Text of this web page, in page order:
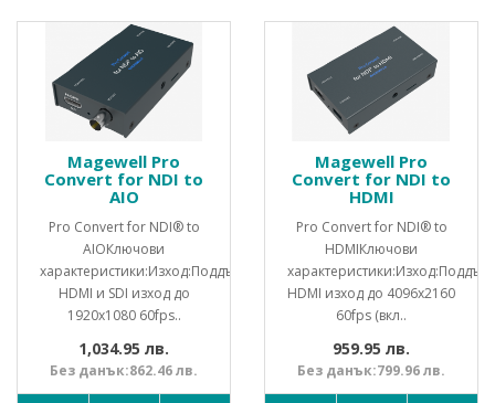
Magewell Pro
Convert for NDI to
AIO
Pro Convert for NDI® to
AIOКлючови
характеристики:Изход:Поддържа
HDMI и SDI изход до
1920x1080 60fps..
1,034.95 лв.
Без данък:862.46 лв.
Magewell Pro
Convert for NDI to
HDMI
Pro Convert for NDI® to
HDMIКлючови
HDMI изход до 4096x2160
60fps (вкл..
959.95 лв.
Без данък:799.96 лв.